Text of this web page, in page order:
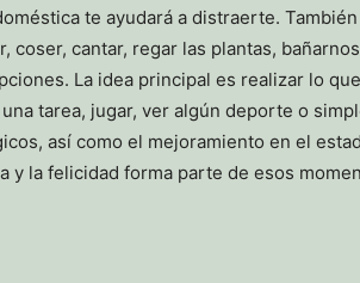
te ayudará a distraerte. También
cantar, regar las plantas, bañarnos
La idea principal es realizar lo
tarea, jugar, ver algún deporte o
así como el mejoramiento en el
y la felicidad forma parte de esos